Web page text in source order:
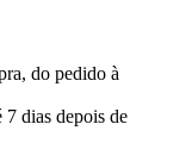
do pedido à
7 dias depois de